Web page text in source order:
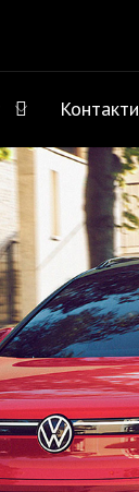
Контакти